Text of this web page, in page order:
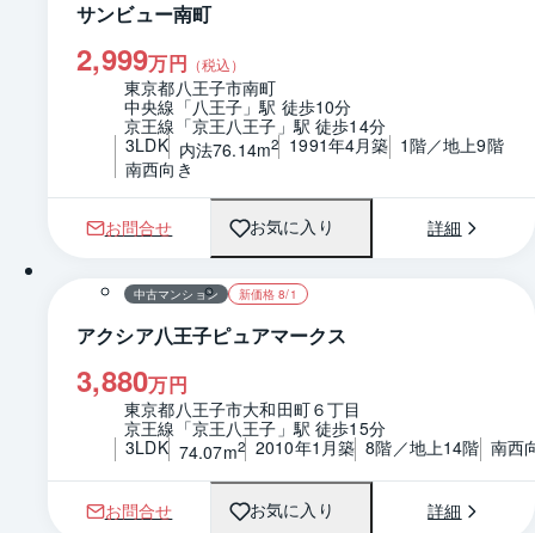
サンビュー南町
2,999万円 （税込）
東京都八王子市南町
中央線「八王子」駅 徒歩10分
京王線「京王八王子」駅 徒歩14分
3LDK 内法76.14m2 1991年4月築 1階／地上9階
南西向き
お問合せ お気に入り 詳細
1 / 0 間取り
中古マンション 新価格 8/1
アクシア八王子ピュアマークス
3,880万円
東京都八王子市大和田町６丁目
京王線「京王八王子」駅 徒歩15分
3LDK 74.07m2 2010年1月築 8階／地上14階 南西
お問合せ お気に入り 詳細
1 / 0 間取り